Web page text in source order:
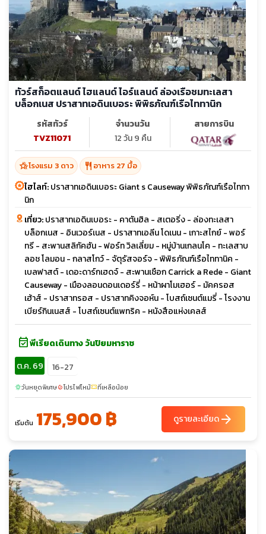
ทัวร์สก็อตแลนด์ ไฮแลนด์ ไอร์แลนด์ ล่องเรือชมทะเลสา
บล็อกเนส ปราสาทเอดินเบอระ พิพิธภัณฑ์เรือไททานิก
รหัสทัวร์
TVZ11071
จำนวนวัน
12 วัน 9 คืน
สายการบิน
hotel_classโรงแรม 3 ดาว restaurant อาหาร 27 มื้อ
ไฮไลท์:ปราสาทเอดินเบอระ Giant s Causeway พิพิธภัณฑ์เรือไททา
นิก
เที่ยว:ปราสาทเอดินเบอระ - คาตันฮิล - สเตอริ่ง - ล่องทะเลสา
บล็อกเนส - อินเวอร์เนส - ปราสาทเอลีน โดเนน - เกาะสไกย์ - พอร์
ทรี - สะพานสลิกัคฮัน - ฟอร์ท วิลเลี่ยม - หมู่บ้านเกลนโค - ทะเลสาบ
ลอช โลมอน - กลาสโกว์ - จัตุรัสจอร์จ - พิพิธภัณฑ์เรือไททานิค -
เบลฟาสต์ - เดอะดาร์กเฮดจ์ - สะพานเชือก Carrick a Rede - Giant
Causeway - เมืองลอนดอนเดอร์รี่ - หน้าผาโมเฮอร์ - มัคครอส
เฮ้าส์ - ปราสาทรอส - ปราสาทคิงจอห์น - โบสถ์เซนต์แมรี่ - โรงงาน
เบียร์กินเนสส์ - โบสถ์เซนต์แพทริค - หนังสือแห่งเคลส์
event_availableพีเรียดเดินทาง วันปิยมหาราช
ต.ค. 69
16-27
sunnyวันหยุดพิเศษlocal_fire_departmentโปรไฟไหม้confirmation_numberที่เหลือน้อย
เริ่มต้น 175,900 ฿ ดูรายละเอียดarrow_forward